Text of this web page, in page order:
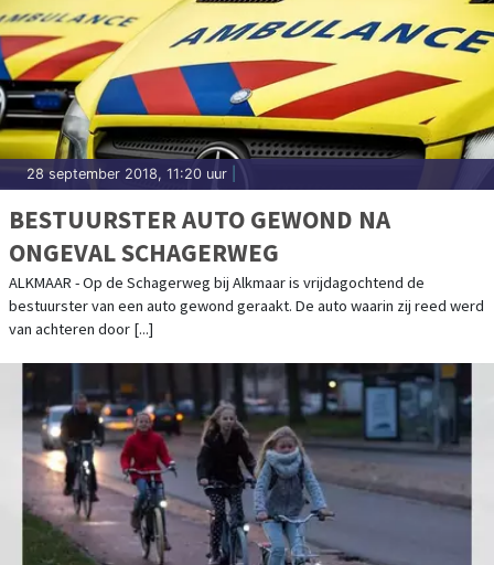
28 september 2018, 11:20 uur
BESTUURSTER AUTO GEWOND NA
ONGEVAL SCHAGERWEG
ALKMAAR - Op de Schagerweg bij Alkmaar is vrijdagochtend de
bestuurster van een auto gewond geraakt. De auto waarin zij reed werd
van achteren door [...]